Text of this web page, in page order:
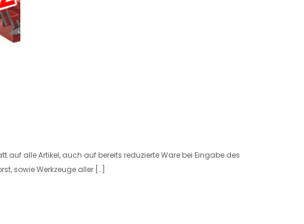
auf alle Artikel, auch auf bereits reduzierte Ware bei Eingabe des
sowie Werkzeuge aller […]